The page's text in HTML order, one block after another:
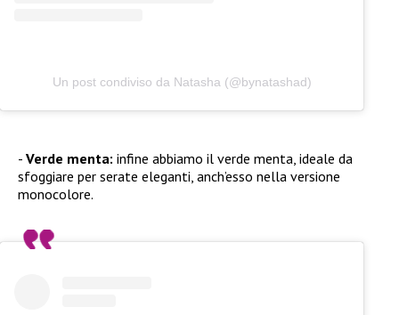
Un post condiviso da Natasha (@bynatashad)
Verde menta: infine abbiamo il verde menta, ideale da
sfoggiare per serate eleganti, anch’esso nella versione
monocolore.